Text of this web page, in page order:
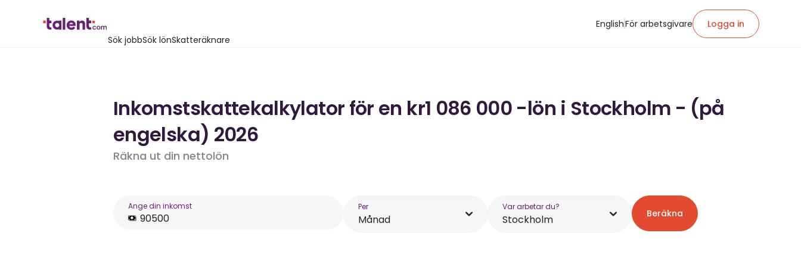
Sök jobbSök lönSkatteräknare
EnglishFör arbetsgivare Logga in
Inkomstskattekalkylator för en kr1 086 000 -lön i Stockholm - (på
engelska) 2026
Räkna ut din nettolön
Ange din inkomst Per
Månad
Var arbetar du?
Stockholm Beräkna